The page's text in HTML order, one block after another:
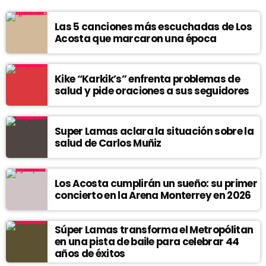
Las 5 canciones más escuchadas de Los
Acosta que marcaron una época
Kike “Karkik’s” enfrenta problemas de
salud y pide oraciones a sus seguidores
Super Lamas aclara la situación sobre la
salud de Carlos Muñiz
Los Acosta cumplirán un sueño: su primer
concierto en la Arena Monterrey en 2026
Súper Lamas transforma el Metropólitan
en una pista de baile para celebrar 44
años de éxitos